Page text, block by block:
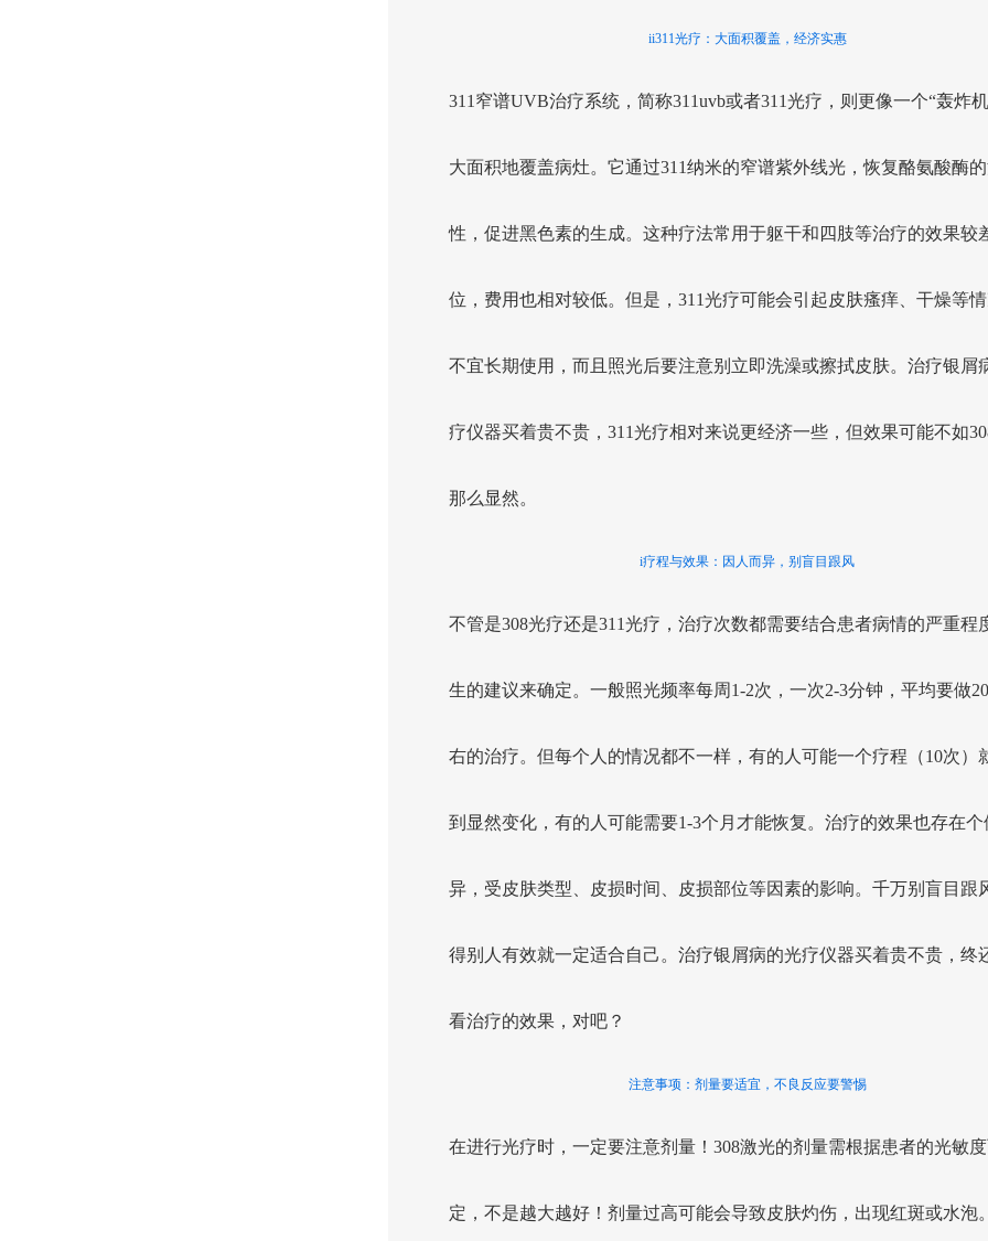
ii311光疗：大面积覆盖，经济实惠
311窄谱UVB治疗系统，简称311uvb或者311光疗，则更像一个“轰炸
大面积地覆盖病灶。它通过311纳米的窄谱紫外线光，恢复酪氨酸酶
性，促进黑色素的生成。这种疗法常用于躯干和四肢等治疗的效果较
位，费用也相对较低。但是，311光疗可能会引起皮肤瘙痒、干燥等情
不宜长期使用，而且照光后要注意别立即洗澡或擦拭皮肤。治疗银屑
疗仪器买着贵不贵，311光疗相对来说更经济一些，但效果可能不如
那么显然。
i疗程与效果：因人而异，别盲目跟风
不管是308光疗还是311光疗，治疗次数都需要结合患者病情的严重程
生的建议来确定。一般照光频率每周1-2次，一次2-3分钟，平均要做
右的治疗。但每个人的情况都不一样，有的人可能一个疗程（10次）
到显然变化，有的人可能需要1-3个月才能恢复。治疗的效果也存在个
异，受皮肤类型、皮损时间、皮损部位等因素的影响。千万别盲目跟
得别人有效就一定适合自己。治疗银屑病的光疗仪器买着贵不贵，终
看治疗的效果，对吧？
注意事项：剂量要适宜，不良反应要警惕
在进行光疗时，一定要注意剂量！308激光的剂量需根据患者的光敏
定，不是越大越好！剂量过高可能会导致皮肤灼伤，出现红斑或水泡